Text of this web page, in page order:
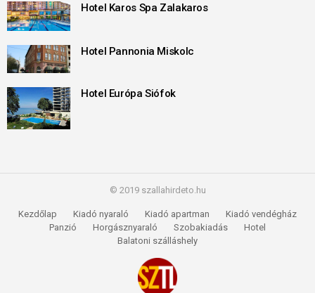
Hotel Karos Spa Zalakaros
Hotel Pannonia Miskolc
Hotel Európa Siófok
© 2019 szallahirdeto.hu
Kezdőlap Kiadó nyaraló Kiadó apartman
Kiadó vendégház
Panzió
Horgásznyaraló Szobakiadás
Hotel
Balatoni szálláshely